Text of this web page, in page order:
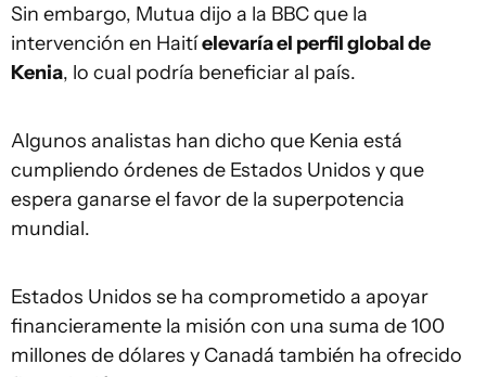
Sin embargo, Mutua dijo a la BBC que la
intervención en Haitíelevaría el perfil global de
Kenia, lo cual podría beneficiar al país.
Algunos analistas han dicho que Kenia está
cumpliendo órdenes de Estados Unidos y que
espera ganarse el favor de la superpotencia
mundial.
Estados Unidos se ha comprometido a apoyar
financieramente la misión con una suma de 100
millones de dólares y Canadá también ha ofrecido